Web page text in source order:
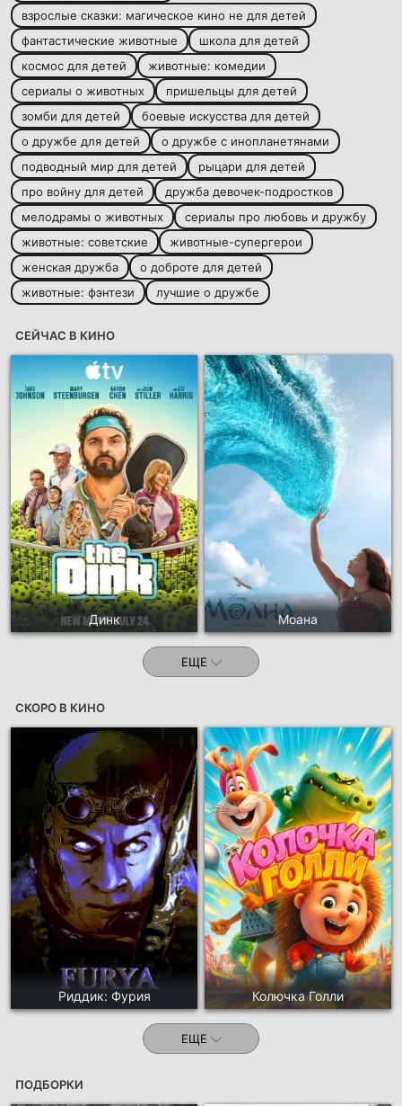
взрослые сказки: магическое кино не для детей
фантастические животные
школа для детей
космос для детей
животные: комедии
сериалы о животных
пришельцы для детей
зомби для детей
боевые искусства для детей
о дружбе для детей
о дружбе с инопланетянами
подводный мир для детей
рыцари для детей
про войну для детей
дружба девочек-подростков
мелодрамы о животных
сериалы про любовь и дружбу
животные: советские
животные-супергерои
женская дружба
о доброте для детей
животные: фэнтези
лучшие о дружбе
СЕЙЧАС В КИНО
Динк Моана
ЕЩЕ
СКОРО В КИНО
Риддик: Фурия Колючка Голли
ЕЩЕ
ПОДБОРКИ